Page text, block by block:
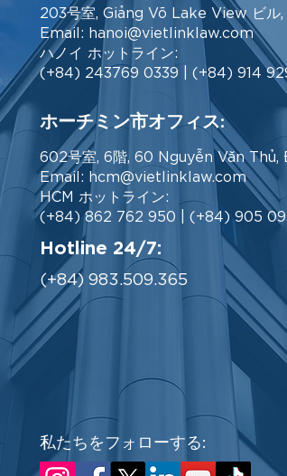
203号室, Giảng Võ Lake View ビル
Email: hanoi@vietlinklaw.com
ハノイ ホットライン:
(+84) 243769 0339 | (+84) 914
ホーチミン市オフィス:
602号室, 6階, 60 Nguyễn Văn Thủ,
Email: hcm@vietlinklaw.com
HCM ホットライン:
(+84) 862 762 950 | (+84) 905
Hotline 24/7:
(+84) 983.509.365
私たちをフォローする: